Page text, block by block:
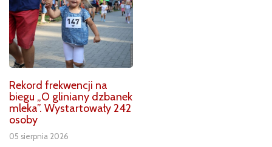
Rekord frekwencji na
biegu „O gliniany dzbanek
mleka”. Wystartowały 242
osoby
05 sierpnia 2026